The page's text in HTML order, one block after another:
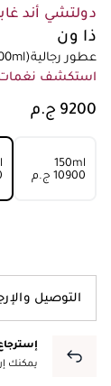
دولتشي أند
ذا ون
عطور رجالية
استكشف نغمات
150ml
⁦10900⁩ ج.م
التوصيل
يمكنك